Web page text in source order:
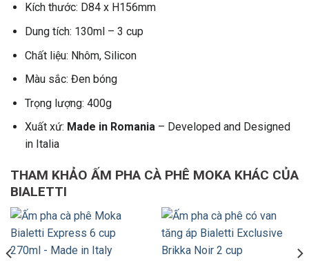
Kích thước: D84 x H156mm
Dung tích: 130ml – 3 cup
Chất liệu: Nhôm, Silicon
Màu sắc: Đen bóng
Trọng lượng: 400g
Xuất xứ: Made in Romania – Developed and Designed
in Italia
THAM KHẢO ẤM PHA CÀ PHÊ MOKA KHÁC CỦA
BIALETTI